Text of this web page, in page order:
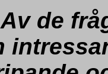
Av de